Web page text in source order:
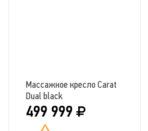
Массажное кресло Carat
Dual black
499 999